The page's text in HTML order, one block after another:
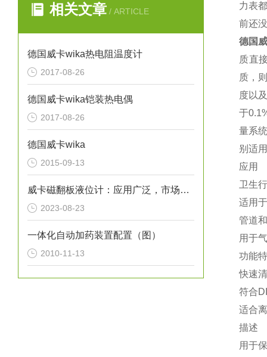
相关文章 / ARTICLE
德国威卡wika热电阻温度计
2017-08-26
德国威卡wika铠装热电偶
2017-08-26
德国威卡wika
2015-09-13
威卡磁翻板液位计：应用广泛，市场前景广阔
2023-08-23
一体化自动加药装置配置（图）
2010-11-13
力表
前还
德国
质直
质，
度以
于
量系
别适
应用
卫生
适用
管道
用于
功能
快速
符合
适合
描述
用于